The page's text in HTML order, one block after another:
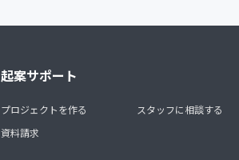
起案サポート
プロジェクトを作る
資料請求
スタッフに相談する